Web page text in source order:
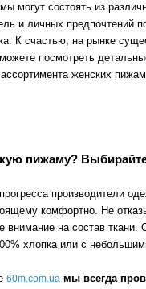
могут состоять из
и личных предпочтений
К счастью, на рынке
посмотреть
женских
пижаму?
производители
комфортно. Не
внимание на состав
хлопка или с
60m.com.ua мы всегда